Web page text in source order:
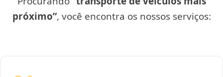
próximo”, você encontra os nossos serviços: